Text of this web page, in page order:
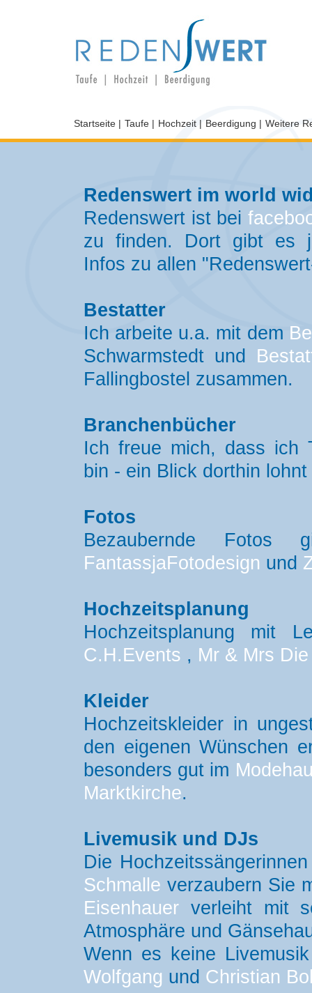
Startseite | Taufe | Hochzeit | Beerdigung | Weitere
Redenswert im world
Redenswert ist bei
zu finden. Dort gibt es
Infos zu allen
Bestatter
Ich arbeite u.a. mit dem
Schwarmstedt und
Fallingbostel zusammen.
Branchenbücher
Ich freue mich, dass ich
bin - ein Blick dorthin
Fotos
Bezaubernde
FantassjaFotodesign und
Hochzeitsplanung
Hochzeitsplanung mit
C.H.Events , Mr & Mrs
Kleider
Hochzeitskleider in
den eigenen Wünschen
besonders gut im
Marktkirche.
Livemusik und DJs
Die
Schmalle verzaubern Sie
Eisenhauer verleiht mit
Atmosphäre und
Wenn es keine
Wolfgang und Christian